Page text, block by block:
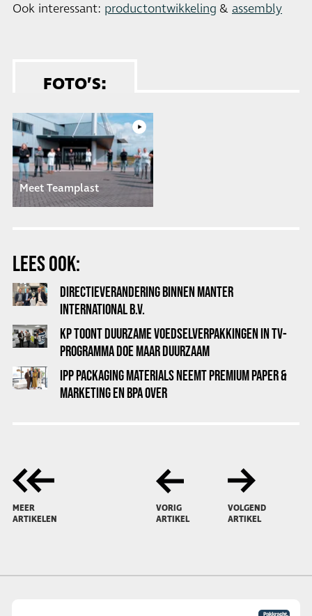
Ook interessant: productontwikkeling & assembly
FOTO’S:
Meet Teamplast
LEES OOK:
DIRECTIEVERANDERING BINNEN MANTER
INTERNATIONAL B.V.
KP TOONT DUURZAME VOEDSELVERPAKKINGEN IN TV-
PROGRAMMA DOE MAAR DUURZAAM
IPP PACKAGING MATERIALS NEEMT PREMIUM PAPER &
MARKETING EN BPA OVER
MEER
ARTIKELEN
VORIG
ARTIKEL
VOLGEND
ARTIKEL